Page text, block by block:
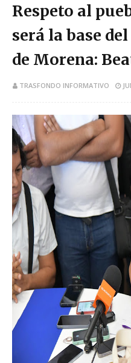
Respeto al
será la base
de Morena:
TRASFONDO INFORMATIVO